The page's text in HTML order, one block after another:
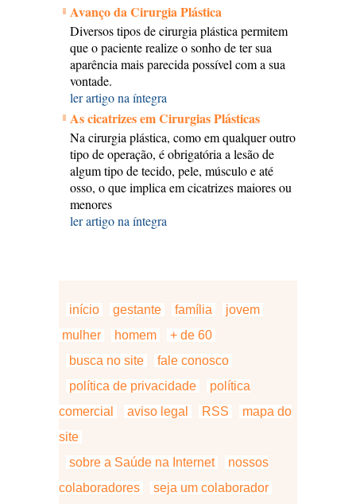
Avanço da Cirurgia Plástica
Diversos tipos de cirurgia plástica permitem
que o paciente realize o sonho de ter sua
aparência mais parecida possível com a sua
vontade.
ler artigo na íntegra
As cicatrizes em Cirurgias Plásticas
Na cirurgia plástica, como em qualquer outro
tipo de operação, é obrigatória a lesão de
algum tipo de tecido, pele, músculo e até
osso, o que implica em cicatrizes maiores ou
menores
ler artigo na íntegra
início gestante família
jovem
mulher
homem
+ de 60
busca no site
fale conosco
política de privacidade
política
comercial
aviso legal RSS
mapa do
site
sobre a Saúde na Internet
nossos
colaboradores
seja um colaborador